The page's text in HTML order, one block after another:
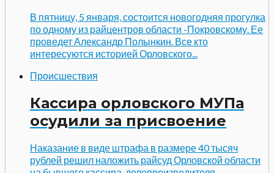
В пятницу, 5 января, состоится новогодняя прогулка
по одному из райцентров области -Покровскому. Ее
проведет Александр Полынкин. Все кто
интересуются историей Орловского...
Происшествия
Кассира орловского МУПа
осудили за присвоение
Наказание в виде штрафа в размере 40 тысяч
рублей решил наложить райсуд Орловской области